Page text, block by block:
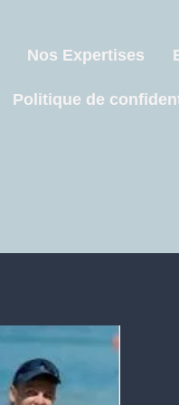
Nos Expertises
Politique de